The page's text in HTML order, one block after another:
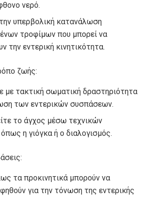
νερό.
υπερβολική κατανάλωση
τροφίμων που μπορεί να
την εντερική κινητικότητα.
ζωής:
με τακτική σωματική δραστηριότητα
των εντερικών συσπάσεων.
το άγχος μέσω τεχνικών
η γιόγκα ή ο διαλογισμός.
τα προκινητικά μπορούν να
για την τόνωση της εντερικής